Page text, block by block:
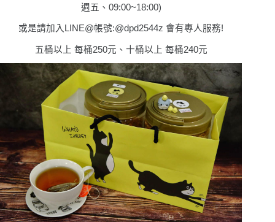
週五、09:00~18:00)
或是請加入LINE@帳號:@dpd2544z 會有專人服務!
五桶以上 每桶250元、十桶以上 每桶240元